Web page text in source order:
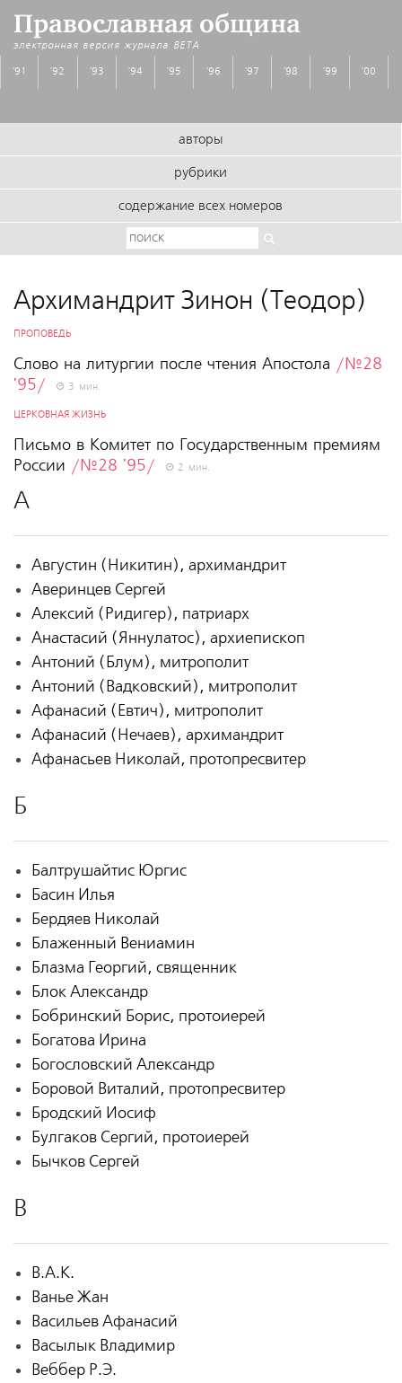
Православная община
электронная версия журнала BETA
'91 '92 '93 '94 '95 '96 '97 '98 '99 '00
авторы
рубрики
содержание всех номеров
Архимандрит Зинон (Теодор)
ПРОПОВЕДЬ
Слово на литургии после чтения Апостола /№28
'95/
3 мин.
ЦЕРКОВНАЯ ЖИЗНЬ
Письмо в Комитет по Государственным премиям
России /№28 '95/ 2 мин.
А
Августин (Никитин), архимандрит
Аверинцев Сергей
Алексий (Ридигер), патриарх
Анастасий (Яннулатос), архиепископ
Антоний (Блум), митрополит
Антоний (Вадковский), митрополит
Афанасий (Евтич), митрополит
Афанасий (Нечаев), архимандрит
Афанасьев Николай, протопресвитер
Б
Балтрушайтис Юргис
Басин Илья
Бердяев Николай
Блаженный Вениамин
Блазма Георгий, священник
Блок Александр
Бобринский Борис, протоиерей
Богатова Ирина
Богословский Александр
Боровой Виталий, протопресвитер
Бродский Иосиф
Булгаков Сергий, протоиерей
Бычков Сергей
В
В.А.К.
Ванье Жан
Васильев Афанасий
Васылык Владимир
Веббер Р.Э.